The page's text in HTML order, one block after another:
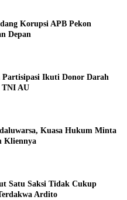
Korupsi APB Pekon
Depan
Partisipasi Ikuti Donor Darah
AU
Kuasa Hukum Minta
Kliennya
Satu Saksi Tidak Cukup
Ardito